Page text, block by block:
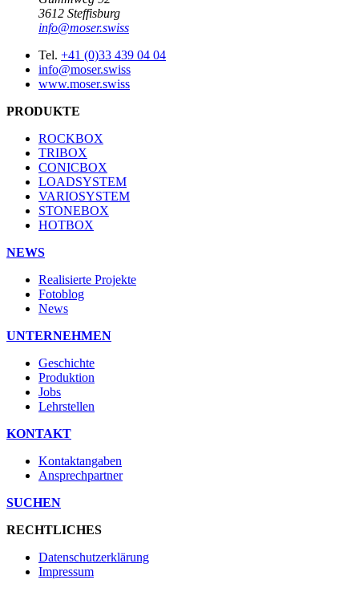
3612 Steffisburg
info@moser.swiss
Tel. +41 (0)33 439 04 04
info@moser.swiss
www.moser.swiss
PRODUKTE
ROCKBOX
TRIBOX
CONICBOX
LOADSYSTEM
VARIOSYSTEM
STONEBOX
HOTBOX
NEWS
Realisierte Projekte
Fotoblog
News
UNTERNEHMEN
Geschichte
Produktion
Jobs
Lehrstellen
KONTAKT
Kontaktangaben
Ansprechpartner
SUCHEN
RECHTLICHES
Datenschutzerklärung
Impressum